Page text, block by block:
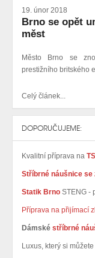
19. únor 2018
Brno se opět
měst
Město Brno se
prestižního britského
Celý článek...
DOPORUČUJEME:
Kvalitní příprava na
Stříbrné náušnice se
Statik Brno STENG -
Příprava na přijímací
Dámské stříbrné
Luxus, který si